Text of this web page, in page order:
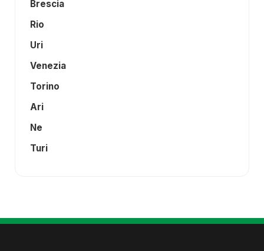
Brescia
Rio
Uri
Venezia
Torino
Ari
Ne
Turi